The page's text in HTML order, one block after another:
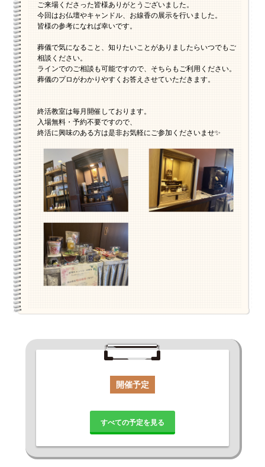
ご来場くださった皆様ありがとうございました。
今回はお仏壇やキャンドル、お線香の展示を行いました。
皆様の参考になれば幸いです。
葬儀で気になること、知りたいことがありましたらいつでもご
相談ください。
ラインでのご相談も可能ですので、そちらもご利用ください。
葬儀のプロがわかりやすくお答えさせていただきます。
終活教室は毎月開催しております。
入場無料・予約不要ですので、
終活に興味のある方は是非お気軽にご参加くださいませ✨
開催予定
すべての予定を見る